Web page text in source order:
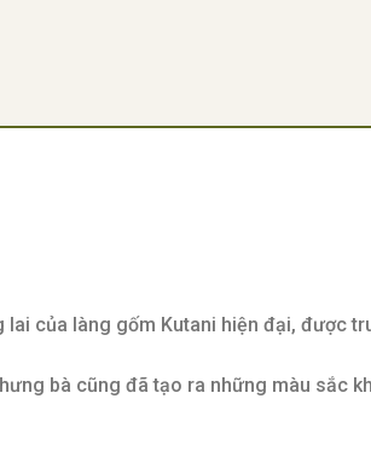
của làng gốm Kutani hiện đại, được
bà cũng đã tạo ra những màu sắc